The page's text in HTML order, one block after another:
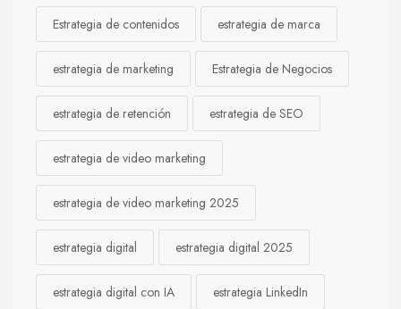
Estrategia de contenidos estrategia de marca
estrategia de marketing Estrategia de Negocios
estrategia de retención estrategia de SEO
estrategia de video marketing
estrategia de video marketing 2025
estrategia digital estrategia digital 2025
estrategia digital con IA estrategia LinkedIn